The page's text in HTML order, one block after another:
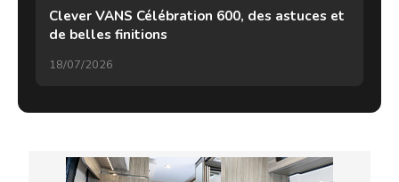
Clever VANS Célébration 600, des astuces et
de belles finitions
18/07/2026